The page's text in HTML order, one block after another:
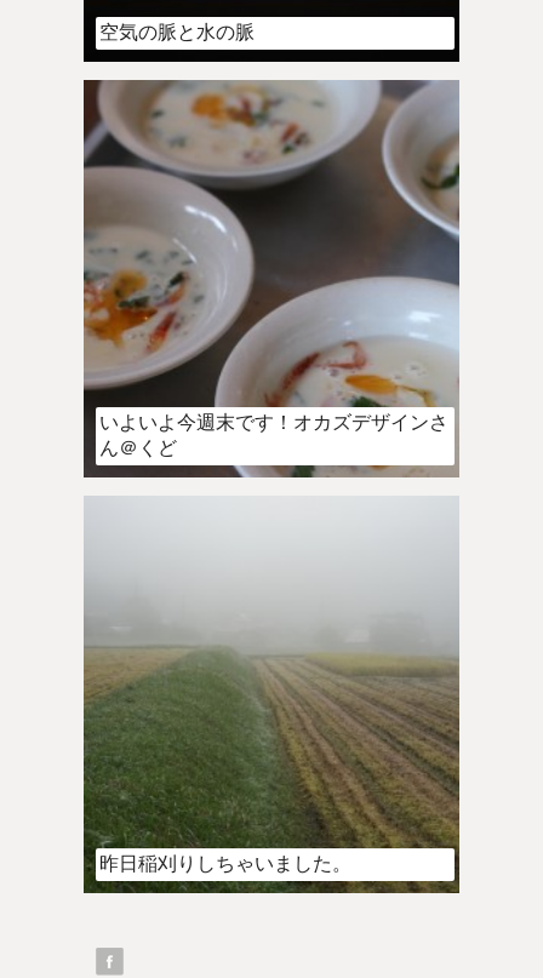
空気の脈と水の脈
いよいよ今週末です！オカズデザインさ
ん＠くど
昨日稲刈りしちゃいました。